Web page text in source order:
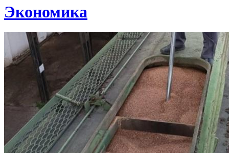
Экономика